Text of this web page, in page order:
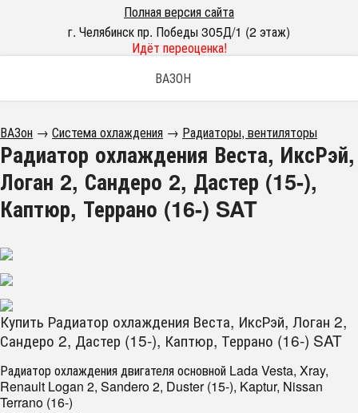
Полная версия сайта
г. Челябинск пр. Победы 305Д/1 (2 этаж)
Идёт переоценка!
ВАЗОН
ВАЗон → Система охлаждения → Радиаторы, вентиляторы
Радиатор охлаждения Веста, ИксРэй,
Логан 2, Сандеро 2, Дастер (15-),
Каптюр, Террано (16-) SAT
Купить Радиатор охлаждения Веста, ИксРэй, Логан 2,
Сандеро 2, Дастер (15-), Каптюр, Террано (16-) SAT
Радиатор охлаждения двигателя основной Lada Vesta, Xray,
Renault Logan 2, Sandero 2, Duster (15-), Kaptur, Nissan
Terrano (16-)